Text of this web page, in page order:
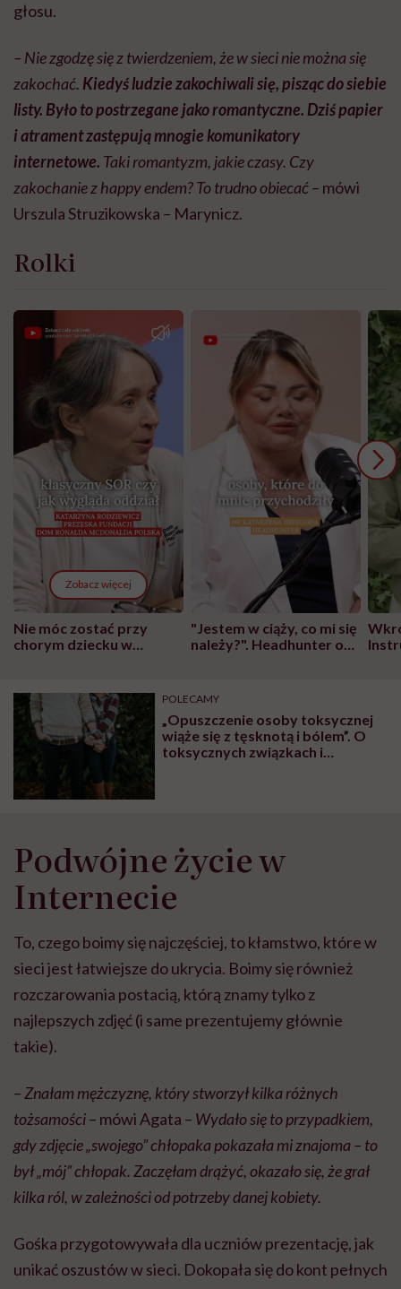
głosu.
– Nie zgodzę się z twierdzeniem, że w sieci nie można się
zakochać. Kiedyś ludzie zakochiwali się, pisząc do siebie
listy. Było to postrzegane jako romantyczne. Dziś papier
i atrament zastępują mnogie komunikatory
internetowe. Taki romantyzm, jakie czasy. Czy
zakochanie z happy endem? To trudno obiecać– mówi
Urszula Struzikowska – Marynicz.
Rolki
Zobacz więcej
Nie móc zostać przy
chorym dziecku w
może chyba tylko
głupota i brak
wyobraźni"
"Jestem w ciąży, co mi się
należy?". Headhunter o
pracy
POLECAMY
„Opuszczenie osoby toksycznej
wiąże się z tęsknotą i bólem”. O
toksycznych związkach i
Podwójne życie w
Internecie
To, czego boimy się najczęściej, to kłamstwo, które w
sieci jest łatwiejsze do ukrycia. Boimy się również
rozczarowania postacią, którą znamy tylko z
najlepszych zdjęć (i same prezentujemy głównie
takie).
– Znałam mężczyznę, który stworzył kilka różnych
tożsamości– mówi Agata – Wydało się to przypadkiem,
gdy zdjęcie „swojego” chłopaka pokazała mi znajoma – to
był „mój” chłopak. Zaczęłam drążyć, okazało się, że grał
kilka ról, w zależności od potrzeby danej kobiety.
Gośka przygotowywała dla uczniów prezentację, jak
unikać oszustów w sieci. Dokopała się do kont pełnych